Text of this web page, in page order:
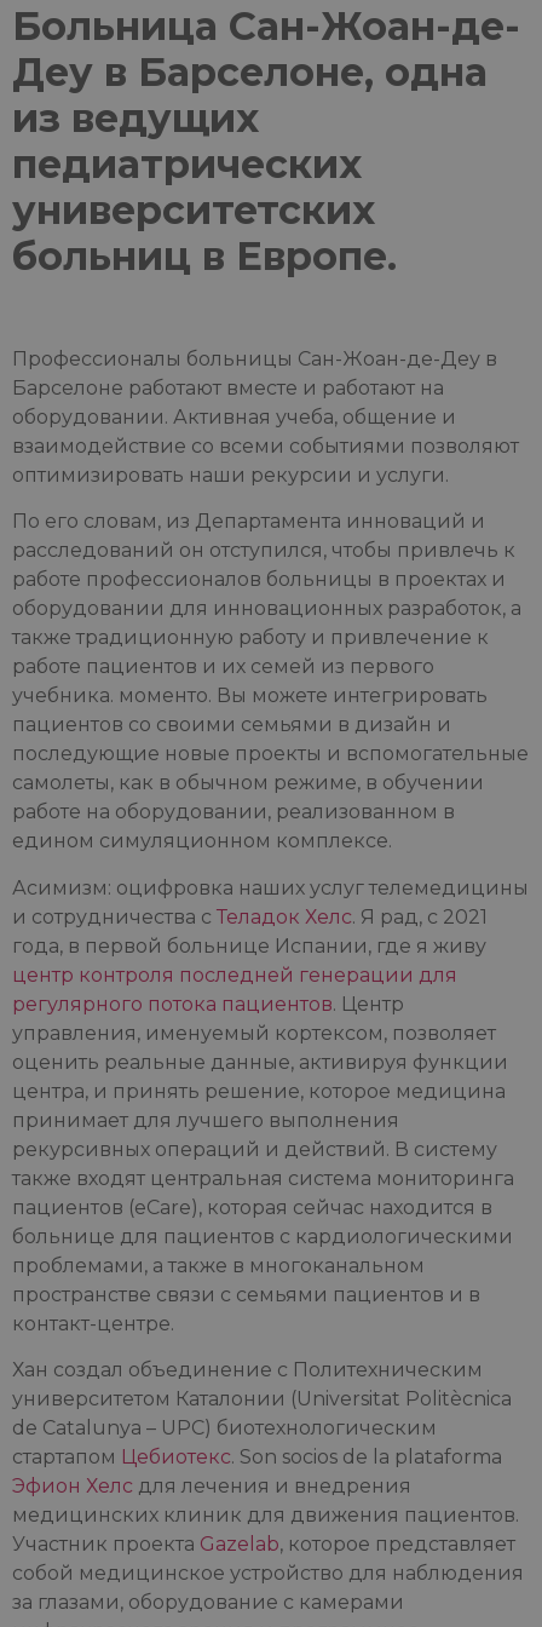
Больница Сан-Жоан-де-
Деу в Барселоне, одна
из ведущих
педиатрических
университетских
больниц в Европе.
Профессионалы больницы Сан-Жоан-де-Деу в
Барселоне работают вместе и работают на
оборудовании. Активная учеба, общение и
взаимодействие со всеми событиями позволяют
оптимизировать наши рекурсии и услуги.
По его словам, из Департамента инноваций и
расследований он отступился, чтобы привлечь к
работе профессионалов больницы в проектах и
оборудовании для инновационных разработок, а
также традиционную работу и привлечение к
работе пациентов и их семей из первого
учебника. моменто. Вы можете интегрировать
пациентов со своими семьями в дизайн и
последующие новые проекты и вспомогательные
самолеты, как в обычном режиме, в обучении
работе на оборудовании, реализованном в
едином симуляционном комплексе.
Асимизм: оцифровка наших услуг телемедицины
и сотрудничества с Теладок Хелс. Я рад, с 2021
года, в первой больнице Испании, где я живу
центр контроля последней генерации для
регулярного потока пациентов. Центр
управления, именуемый кортексом, позволяет
оценить реальные данные, активируя функции
центра, и принять решение, которое медицина
принимает для лучшего выполнения
рекурсивных операций и действий. В систему
также входят центральная система мониторинга
пациентов (eCare), которая сейчас находится в
больнице для пациентов с кардиологическими
проблемами, а также в многоканальном
пространстве связи с семьями пациентов и в
контакт-центре.
Хан создал объединение с Политехническим
университетом Каталонии (Universitat Politècnica
de Catalunya – UPC) биотехнологическим
стартапом Цебиотекс. Son socios de la plataforma
Эфион Хелс для лечения и внедрения
медицинских клиник для движения пациентов.
Участник проекта Gazelab, которое представляет
собой медицинское устройство для наблюдения
за глазами, оборудование с камерами